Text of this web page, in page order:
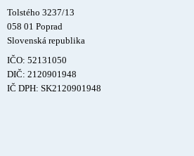
Tolstého 3237/13
058 01 Poprad
Slovenská republika
IČO: 52131050
DIČ: 2120901948
IČ DPH: SK2120901948